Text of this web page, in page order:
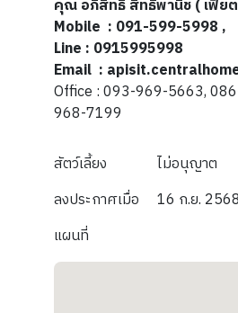
คุณ อภิสิทธิ์ สิทธิพานิช ( เฟีย
Mobile : 091-599-5998 ,
Line : 0915995998
Email :
Office : 093-969-5663,
968-7199
สัตว์เลี้ยง
ไม่อนุญาต
ลงประกาศเมื่อ
16 ก.ย. 2568
แผนที่